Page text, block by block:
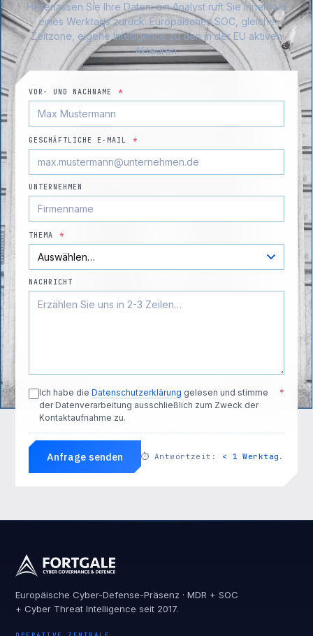
Hinterlassen Sie Ihre Daten: ein Analyst ruft Sie innerhalb
eines Werktags zurück. Europäisches SOC, gleiche
Zeitzone, eigene Intelligence zu den in der EU aktiven
Akteuren.
VOR- UND NACHNAME *
GESCHÄFTLICHE E-MAIL *
UNTERNEHMEN
THEMA *
NACHRICHT
Ich habe die Datenschutzerklärung gelesen und stimme
der Datenverarbeitung ausschließlich zum Zweck der
Kontaktaufnahme zu.
*
Anfrage senden ⏱ Antwortzeit: < 1 Werktag .
Europäische Cyber-Defense-Präsenz · MDR + SOC
+ Cyber Threat Intelligence seit 2017.